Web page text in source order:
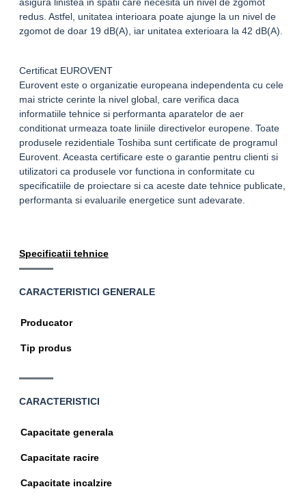
asigura linistea in spatii care necesita un nivel de zgomot
redus. Astfel, unitatea interioara poate ajunge la un nivel de
zgomot de doar 19 dB(A), iar unitatea exterioara la 42 dB(A).
Certificat EUROVENT
Eurovent este o organizatie europeana independenta cu cele
mai stricte cerinte la nivel global, care verifica daca
informatiile tehnice si performanta aparatelor de aer
conditionat urmeaza toate liniile directivelor europene. Toate
produsele rezidentiale Toshiba sunt certificate de programul
Eurovent. Aceasta certificare este o garantie pentru clienti si
utilizatori ca produsele vor functiona in conformitate cu
specificatiile de proiectare si ca aceste date tehnice publicate,
performanta si evaluarile energetice sunt adevarate.
Specificatii tehnice
CARACTERISTICI GENERALE
Specificatii
Producator
Tip produs
CARACTERISTICI
Specificatii
Capacitate generala
Capacitate racire
Capacitate incalzire